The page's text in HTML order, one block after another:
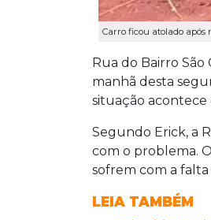
Carro ficou atolado após
Rua do Bairro
manhã desta
situação
Segundo Erick, a
com o problema.
sofrem com a
LEIA TAMBÉM